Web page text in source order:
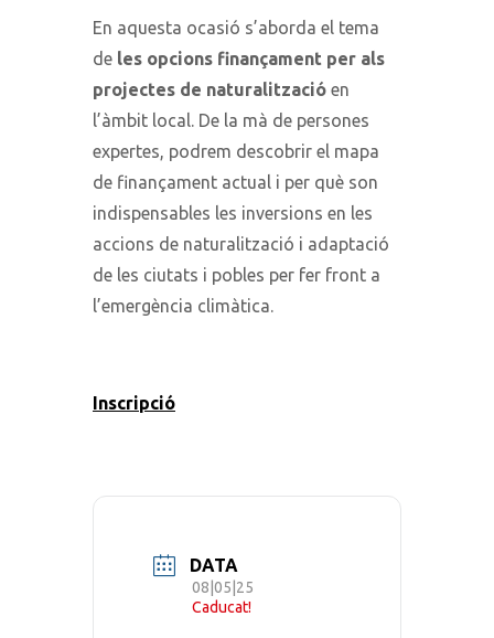
En aquesta ocasió s’aborda el tema
de les opcions finançament per als
projectes de naturalització en
l’àmbit local. De la mà de persones
expertes, podrem descobrir el mapa
de finançament actual i per què son
indispensables les inversions en les
accions de naturalització i adaptació
de les ciutats i pobles per fer front a
l’emergència climàtica.
Inscripció
DATA
08|05|25
Caducat!